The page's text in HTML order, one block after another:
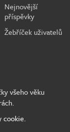
Nejnovější
příspěvky
Žebříček uživatelů
všeho věku
cookie.